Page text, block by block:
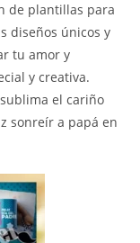
de plantillas para
diseños únicos y
tu amor y
y creativa.
el cariño
sonreír a papá en